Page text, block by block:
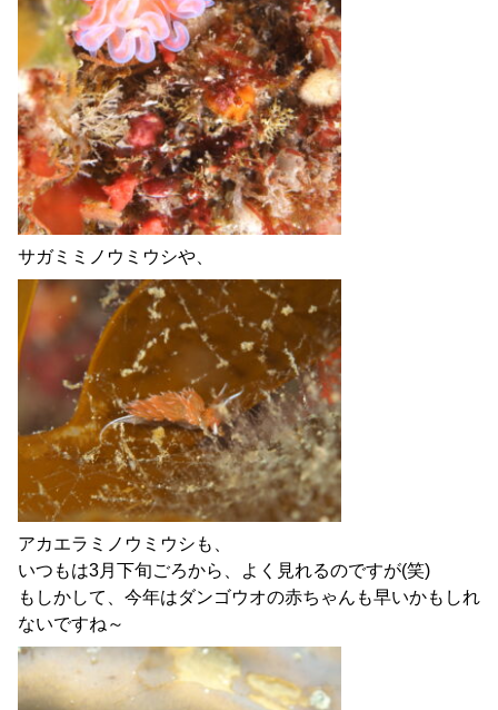
サガミミノウミウシや、
アカエラミノウミウシも、
いつもは3月下旬ごろから、よく見れるのですが(笑)
もしかして、今年はダンゴウオの赤ちゃんも早いかもしれ
ないですね～